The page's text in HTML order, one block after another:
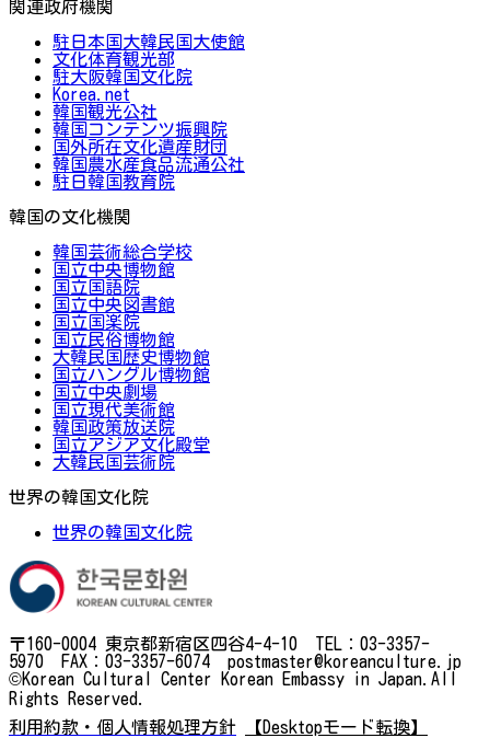
関連政府機関
駐日本国大韓民国大使館
文化体育観光部
駐大阪韓国文化院
Korea.net
韓国観光公社
韓国コンテンツ振興院
国外所在文化遺産財団
韓国農水産食品流通公社
駐日韓国教育院
韓国の文化機関
韓国芸術総合学校
国立中央博物館
国立国語院
国立中央図書館
国立国楽院
国立民俗博物館
大韓民国歴史博物館
国立ハングル博物館
国立中央劇場
国立現代美術館
韓国政策放送院
国立アジア文化殿堂
大韓民国芸術院
世界の韓国文化院
世界の韓国文化院
〒160-0004 東京都新宿区四谷4-4-10 TEL：03-3357-
5970 FAX：03-3357-6074 postmaster@koreanculture.jp
©Korean Cultural Center Korean Embassy in Japan.All
Rights Reserved.
利用約款・個人情報処理方針
【Desktopモード転換】